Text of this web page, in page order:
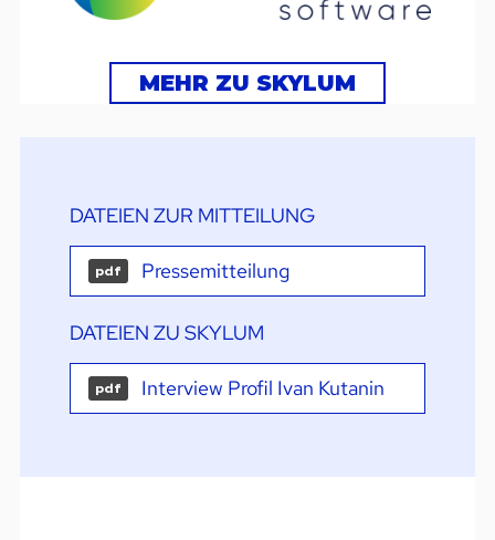
MEHR ZU SKYLUM
DATEIEN ZUR MITTEILUNG
pdf Pressemitteilung
DATEIEN ZU SKYLUM
pdf Interview Profil Ivan Kutanin